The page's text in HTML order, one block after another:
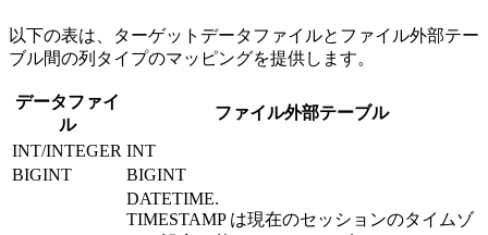
以下の表は、ターゲットデータファイルとファイル外部テー
ブル間の列タイプのマッピングを提供します。
データファイ
ル
ファイル外部テーブル
INT/INTEGER INT
BIGINT
BIGINT
DATETIME.
TIMESTAMP は現在のセッションのタイムゾ